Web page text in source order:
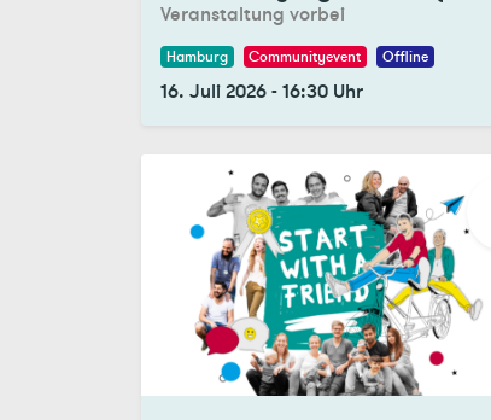
Veranstaltung vorbei
Hamburg Communityevent Offline
16. Juli 2026-16:30 Uhr